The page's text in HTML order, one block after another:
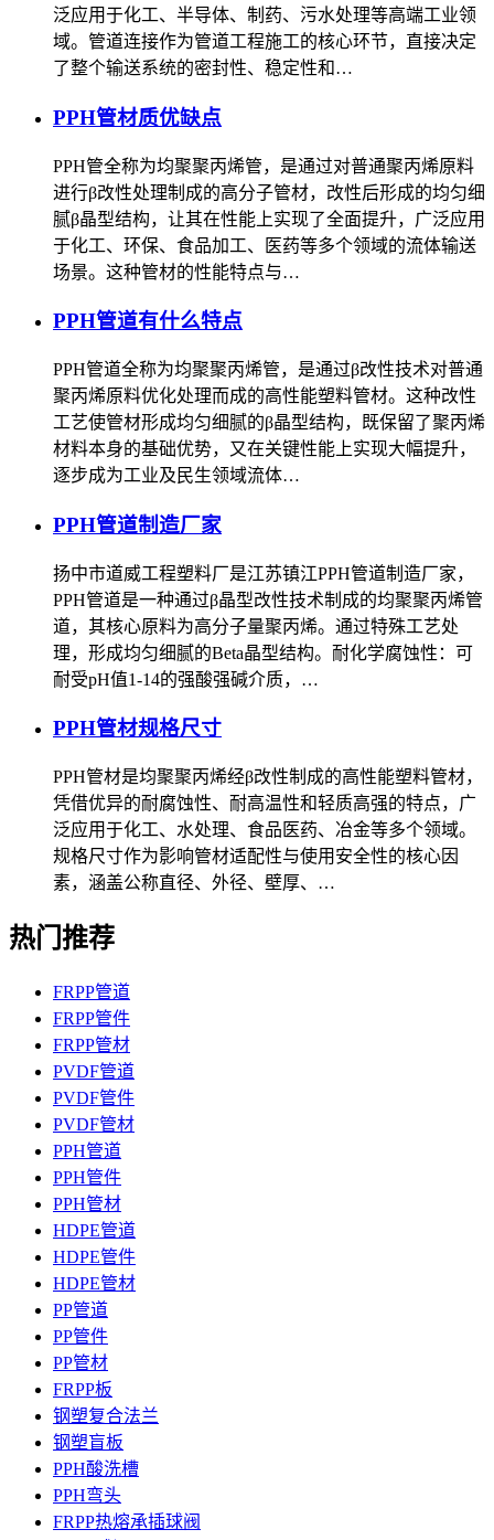
泛应用于化工、半导体、制药、污水处理等高端工业领
域。管道连接作为管道工程施工的核心环节，直接决定
了整个输送系统的密封性、稳定性和…
PPH管材质优缺点
PPH管全称为均聚聚丙烯管，是通过对普通聚丙烯原料
进行β改性处理制成的高分子管材，改性后形成的均匀细
腻β晶型结构，让其在性能上实现了全面提升，广泛应用
于化工、环保、食品加工、医药等多个领域的流体输送
场景。这种管材的性能特点与…
PPH管道有什么特点
PPH管道全称为均聚聚丙烯管，是通过β改性技术对普通
聚丙烯原料优化处理而成的高性能塑料管材。这种改性
工艺使管材形成均匀细腻的β晶型结构，既保留了聚丙烯
材料本身的基础优势，又在关键性能上实现大幅提升，
逐步成为工业及民生领域流体…
PPH管道制造厂家
扬中市道威工程塑料厂是江苏镇江PPH管道制造厂家，
PPH管道是一种通过β晶型改性技术制成的均聚聚丙烯管
道，其核心原料为高分子量聚丙烯。通过特殊工艺处
理，形成均匀细腻的Beta晶型结构。‌耐化学腐蚀性‌：可
耐受pH值1-14的强酸强碱介质，…
PPH管材规格尺寸
PPH管材是均聚聚丙烯经β改性制成的高性能塑料管材，
凭借优异的耐腐蚀性、耐高温性和轻质高强的特点，广
泛应用于化工、水处理、食品医药、冶金等多个领域。
规格尺寸作为影响管材适配性与使用安全性的核心因
素，涵盖公称直径、外径、壁厚、…
热门推荐
FRPP管道
FRPP管件
FRPP管材
PVDF管道
PVDF管件
PVDF管材
PPH管道
PPH管件
PPH管材
HDPE管道
HDPE管件
HDPE管材
PP管道
PP管件
PP管材
FRPP板
钢塑复合法兰
钢塑盲板
PPH酸洗槽
PPH弯头
FRPP热熔承插球阀